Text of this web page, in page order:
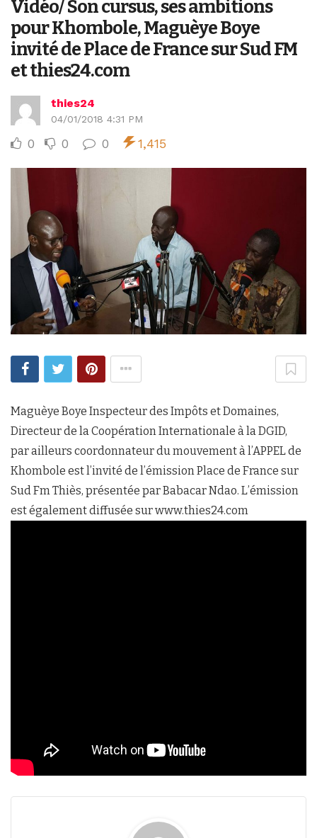
Vidéo/ Son cursus, ses ambitions
pour Khombole, Maguèye Boye
invité de Place de France sur Sud FM
et thies24.com
thies24
04/01/2018 4:31 PM
0 0 0 1,415
Maguèye Boye Inspecteur des Impôts et Domaines,
Directeur de la Coopération Internationale à la DGID,
par ailleurs coordonnateur du mouvement à l’APPEL de
Khombole est l’invité de l’émission Place de France sur
Sud Fm Thiès, présentée par Babacar Ndao. L’émission
est également diffusée sur www.thies24.com